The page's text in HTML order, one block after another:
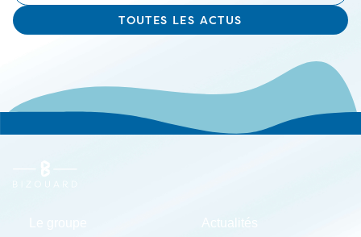
TOUTES LES ACTUS
Actualités